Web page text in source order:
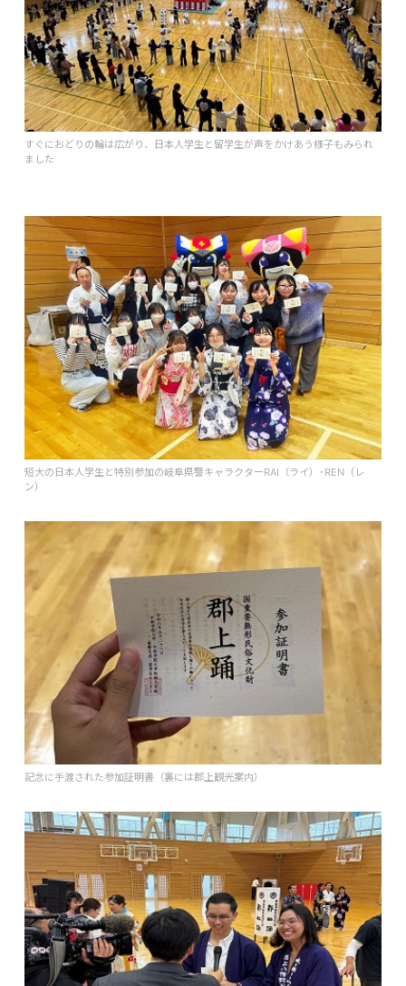
すぐにおどりの輪は広がり、日本人学生と留学生が声をかけあう様子もみられ
ました
短大の日本人学生と特別参加の岐阜県警キャラクターRAI（ライ）･REN（レ
ン）
記念に手渡された参加証明書（裏には郡上観光案内）